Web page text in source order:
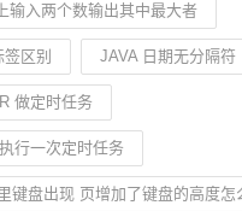
输入两个数输出其中最大者
区别 JAVA 日期无分隔符
做定时任务
行一次定时任务
键盘出现 页增加了键盘的高度怎